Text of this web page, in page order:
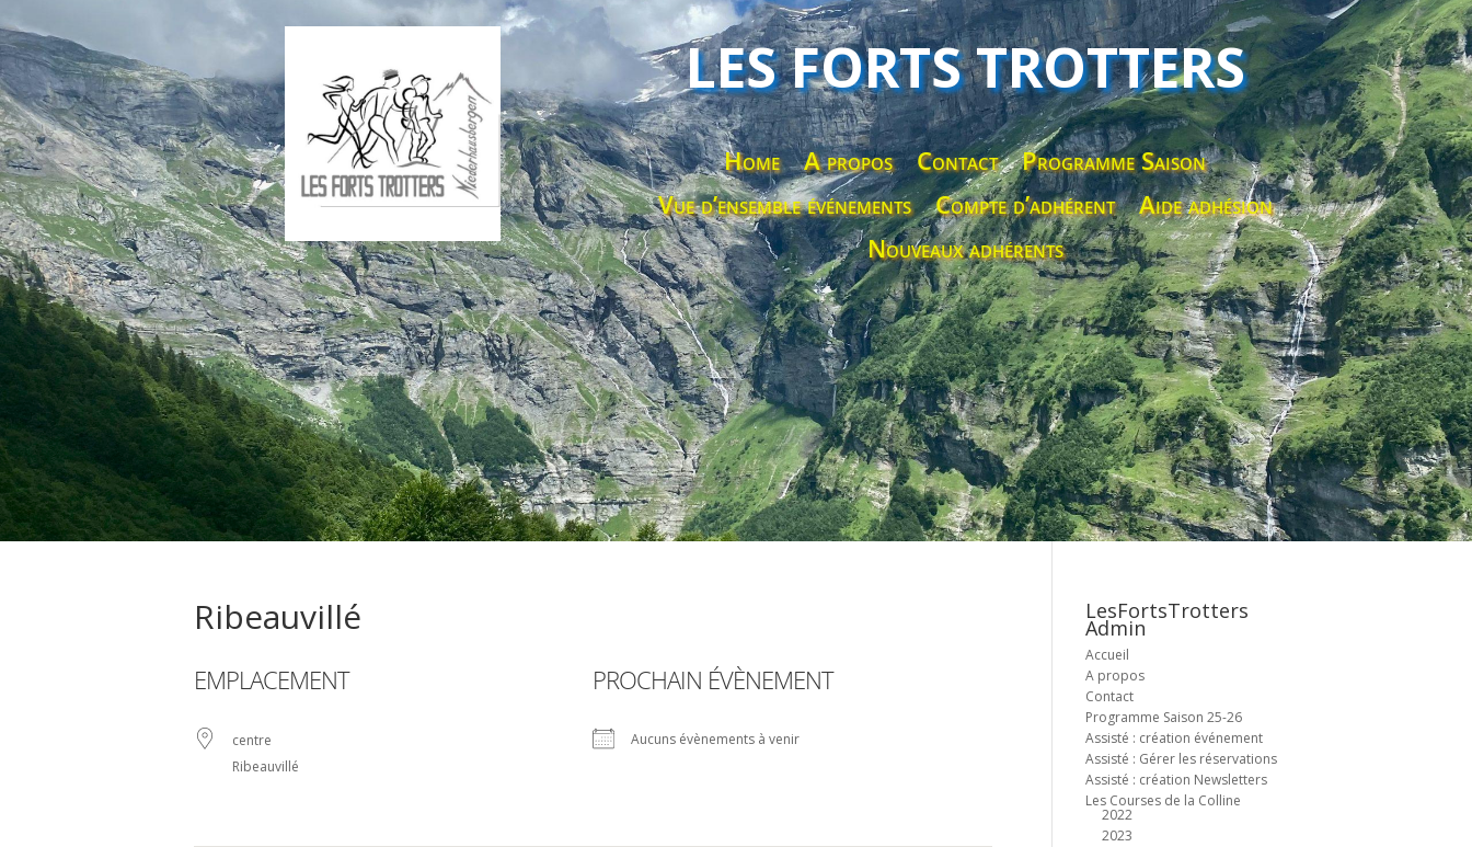
LES FORTS TROTTERS
Home A propos Contact
Programme Saison
Vue d’ensemble événements
Compte d’adhérent
Aide adhésion
Nouveaux adhérents
Ribeauvillé
EMPLACEMENT
centre
Ribeauvillé
PROCHAIN ÉVÈNEMENT
Aucuns évènements à venir
LesFortsTrotters
Admin
Accueil
A propos
Contact
Programme Saison 25-26
Assisté : création événement
Assisté : Gérer les réservations
Assisté : création Newsletters
Les Courses de la Colline
2022
2023